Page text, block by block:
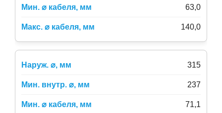
63,0
140,0
315
237
71,1